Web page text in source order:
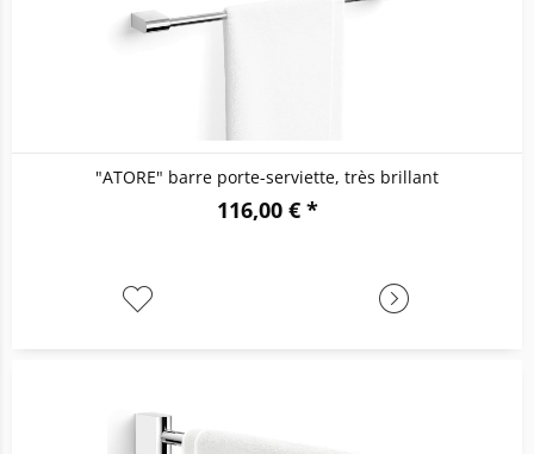
"ATORE" barre porte-serviette, très brillant
116,00 € *